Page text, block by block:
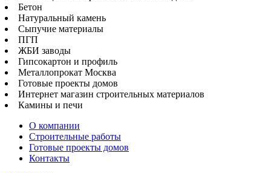
Бетон
Натуральный камень
Сыпучие материалы
ПГП
ЖБИ заводы
Гипсокартон и профиль
Металлопрокат Москва
Готовые проекты домов
Интернет магазин строительных материалов
Камины и печи
О компании
Строительные работы
Готовые проекты домов
Контакты